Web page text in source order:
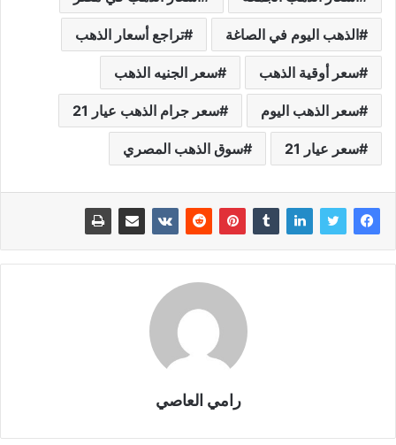
الذهب اليوم في الصاغة تراجع أسعار الذهب
سعر أوقية الذهب سعر الجنيه الذهب
سعر الذهب اليوم سعر جرام الذهب عيار 21
سعر عيار 21 سوق الذهب المصري
رامي العاصي